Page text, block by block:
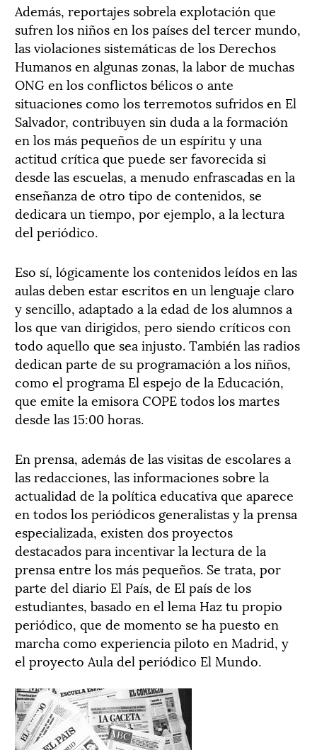
Además, reportajes sobrela explotación que
sufren los niños en los países del tercer mundo,
las violaciones sistemáticas de los Derechos
Humanos en algunas zonas, la labor de muchas
ONG en los conflictos bélicos o ante
situaciones como los terremotos sufridos en El
Salvador, contribuyen sin duda a la formación
en los más pequeños de un espíritu y una
actitud crítica que puede ser favorecida si
desde las escuelas, a menudo enfrascadas en la
enseñanza de otro tipo de contenidos, se
dedicara un tiempo, por ejemplo, a la lectura
del periódico.
Eso sí, lógicamente los contenidos leídos en las
aulas deben estar escritos en un lenguaje claro
y sencillo, adaptado a la edad de los alumnos a
los que van dirigidos, pero siendo críticos con
todo aquello que sea injusto. También las radios
dedican parte de su programación a los niños,
como el programa El espejo de la Educación,
que emite la emisora COPE todos los martes
desde las 15:00 horas.
En prensa, además de las visitas de escolares a
las redacciones, las informaciones sobre la
actualidad de la política educativa que aparece
en todos los periódicos generalistas y la prensa
especializada, existen dos proyectos
destacados para incentivar la lectura de la
prensa entre los más pequeños. Se trata, por
parte del diario El País, de El país de los
estudiantes, basado en el lema Haz tu propio
periódico, que de momento se ha puesto en
marcha como experiencia piloto en Madrid, y
el proyecto Aula del periódico El Mundo.